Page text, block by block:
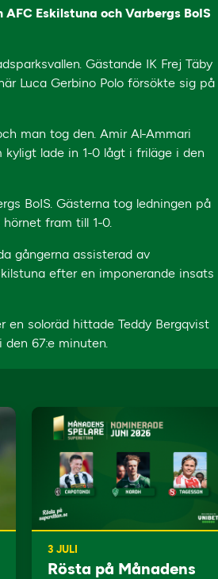
Eskilstuna och Varbergs BoIS
Gästande IK Frej Täby
Luca Gerbino Polo försökte sig på
man tog den. Amir Al-Ammari
lade in 1-0 lågt i friläge i den
BoIS. Gästerna tog ledningen på
fram till 1-0.
gångerna assisterad av
efter en imponerande insats
en soloräd hittade Teddy Bergqvist
67:e minuten.
3 JULI
Rösta på Månadens